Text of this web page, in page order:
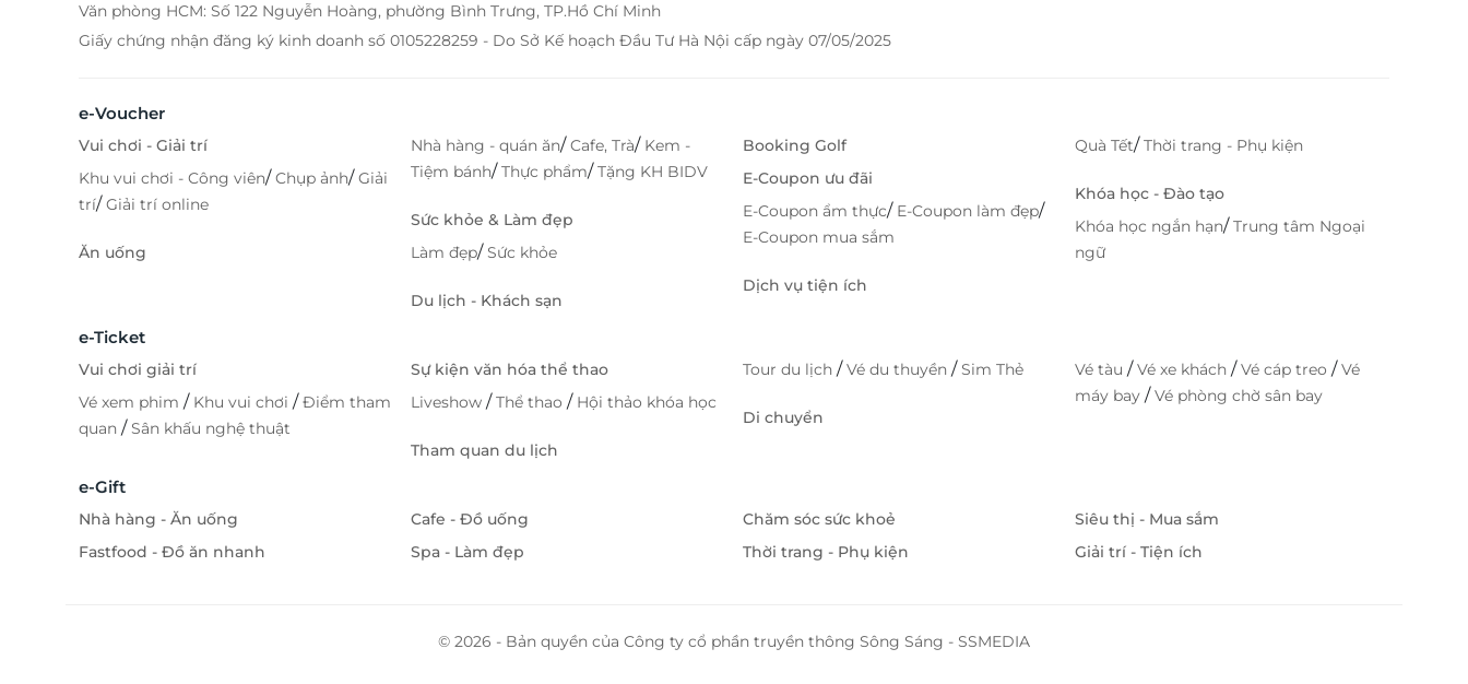
Văn phòng HCM: Số 122 Nguyễn Hoàng, phường Bình Trưng, TP.Hồ Chí Minh
Giấy chứng nhận đăng ký kinh doanh số 0105228259 - Do Sở Kế hoạch Đầu Tư Hà Nội cấp ngày 07/05/2025
e-Voucher
Vui chơi - Giải trí
Khu vui chơi - Công viên/Chụp ảnh/Giải
trí/Giải trí online
Ăn uống
Nhà hàng - quán ăn/Cafe, Trà/ Kem -
Tiệm bánh/Thực phẩm/Tặng KH BIDV
Sức khỏe & Làm đẹp
Làm đẹp/Sức khỏe
Du lịch - Khách sạn
Booking Golf
E-Coupon ưu đãi
E-Coupon ẩm thực/ E-Coupon làm đẹp/
E-Coupon mua sắm
Dịch vụ tiện ích
Quà Tết/Thời trang - Phụ kiện
Khóa học - Đào tạo
Khóa học ngắn hạn/Trung tâm Ngoại
ngữ
e-Ticket
Vui chơi giải trí
Vé xem phim / Khu vui chơi /Điểm tham
quan /Sân khấu nghệ thuật
Sự kiện văn hóa thể thao
Liveshow /Thể thao / Hội thảo khóa học
Tham quan du lịch
Tour du lịch /Vé du thuyền /Sim Thẻ
Di chuyển
Vé tàu /Vé xe khách /Vé cáp treo /Vé
máy bay /Vé phòng chờ sân bay
e-Gift
Nhà hàng - Ăn uống
Fastfood - Đồ ăn nhanh
Cafe - Đồ uống
Spa - Làm đẹp
Chăm sóc sức khoẻ
Thời trang - Phụ kiện
Siêu thị - Mua sắm
Giải trí - Tiện ích
© 2026 - Bản quyền của Công ty cổ phần truyền thông Sông Sáng - SSMEDIA